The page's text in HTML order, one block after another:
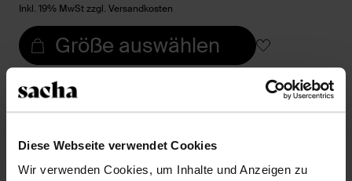
Diese Webseite verwendet Cookies
Wir verwenden Cookies, um Inhalte und Anzeigen zu
Inkl. 19% MwSt zzgl. Versandkosten
Größe auswählen
Trusted Shop-Gütesiegel
Rechnungskauf
14 Tage Bedenkzeit